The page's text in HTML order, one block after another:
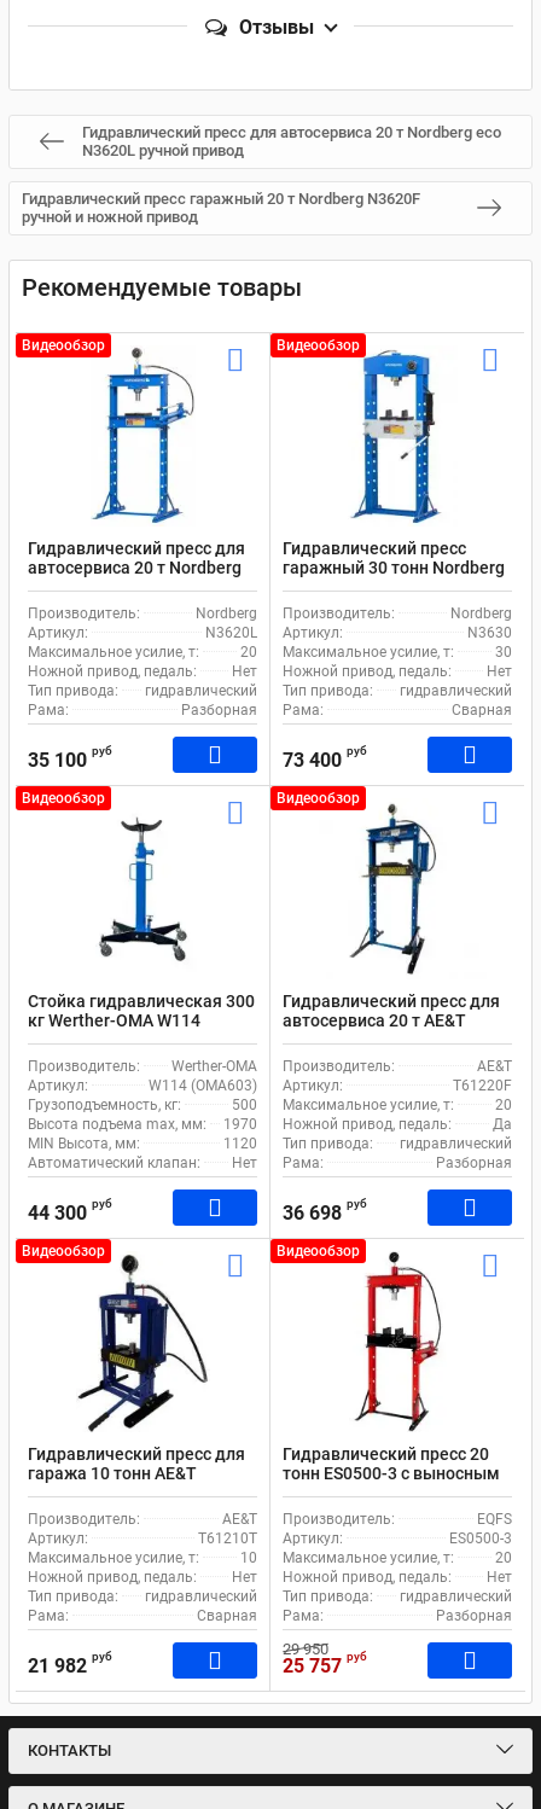
Отзывы
Гидравлический пресс для автосервиса 20 т Nordberg eco
N3620L ручной привод
Гидравлический пресс гаражный 20 т Nordberg N3620F
ручной и ножной привод
Рекомендуемые товары
Видеообзор
Гидравлический пресс для
автосервиса 20 т Nordberg
eco N3620L ручной привод
Производитель:
Nordberg
Артикул:
N3620L
Максимальное усилие, т:
20
Ножной привод, педаль:
Нет
Тип привода:
гидравлический
Рама:
Разборная
35 100 руб
Видеообзор
Гидравлический пресс
гаражный 30 тонн Nordberg
N3630 ручной привод
Производитель:
Nordberg
Артикул:
N3630
Максимальное усилие, т:
30
Ножной привод, педаль:
Нет
Тип привода:
гидравлический
Рама:
Сварная
73 400 руб
Видеообзор
Стойка гидравлическая 300
кг Werther-OMA W114
(OMA603) 1120-1970 мм для
автосервиса с рогами
Производитель:
Werther-OMA
Артикул:
W114 (OMA603)
Грузоподъемность, кг:
500
Высота подъема max, мм:
1970
MIN Высота, мм:
1120
Автоматический клапан:
Нет
44 300 руб
Видеообзор
Гидравлический пресс для
автосервиса 20 т AE&T
Т61220F ручной и ножной
привод
Производитель:
AE&T
Артикул:
T61220F
Максимальное усилие, т:
20
Ножной привод, педаль:
Да
Тип привода:
гидравлический
Рама:
Разборная
36 698 руб
Видеообзор
Гидравлический пресс для
гаража 10 тонн AE&T
T61210T ручной привод
Производитель:
AE&T
Артикул:
T61210T
Максимальное усилие, т:
10
Ножной привод, педаль:
Нет
Тип привода:
гидравлический
Рама:
Сварная
21 982 руб
Видеообзор
Гидравлический пресс 20
тонн ES0500-3 с выносным
насосом
Производитель:
EQFS
Артикул:
ES0500-3
Максимальное усилие, т:
20
Ножной привод, педаль:
Нет
Тип привода:
гидравлический
Рама:
Разборная
29 950
25 757 руб
КОНТАКТЫ